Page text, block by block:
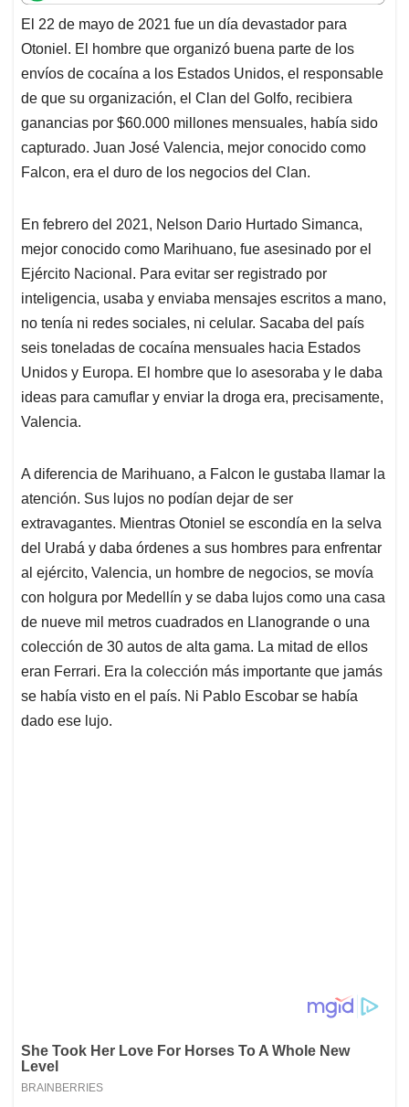
t
s
A
p
p
e
b
o
o
k
k
e
d
I
n
i
l
e
a
d
s
El 22 de mayo de 2021 fue un día devastador para
Otoniel. El hombre que organizó buena parte de los
envíos de cocaína a los Estados Unidos, el responsable
de que su organización, el Clan del Golfo, recibiera
ganancias por $60.000 millones mensuales, había sido
capturado. Juan José Valencia, mejor conocido como
Falcon, era el duro de los negocios del Clan.
En febrero del 2021, Nelson Dario Hurtado Simanca,
mejor conocido como Marihuano, fue asesinado por el
Ejército Nacional. Para evitar ser registrado por
inteligencia, usaba y enviaba mensajes escritos a mano,
no tenía ni redes sociales, ni celular. Sacaba del país
seis toneladas de cocaína mensuales hacia Estados
Unidos y Europa. El hombre que lo asesoraba y le daba
ideas para camuflar y enviar la droga era, precisamente,
Valencia.
A diferencia de Marihuano, a Falcon le gustaba llamar la
atención. Sus lujos no podían dejar de ser
extravagantes. Mientras Otoniel se escondía en la selva
del Urabá y daba órdenes a sus hombres para enfrentar
al ejército, Valencia, un hombre de negocios, se movía
con holgura por Medellín y se daba lujos como una casa
de nueve mil metros cuadrados en Llanogrande o una
colección de 30 autos de alta gama. La mitad de ellos
eran Ferrari. Era la colección más importante que jamás
se había visto en el país. Ni Pablo Escobar se había
dado ese lujo.